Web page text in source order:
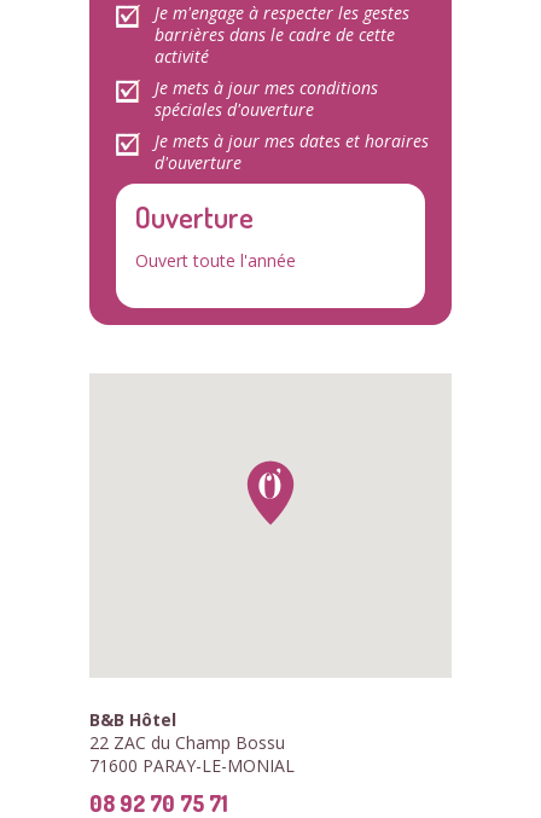
Je m'engage à respecter les gestes
barrières dans le cadre de cette
activité
Je mets à jour mes conditions
spéciales d'ouverture
Je mets à jour mes dates et horaires
d'ouverture
Ouverture
Ouvert toute l'année
B&B Hôtel
22 ZAC du Champ Bossu
71600 PARAY-LE-MONIAL
08 92 70 75 71